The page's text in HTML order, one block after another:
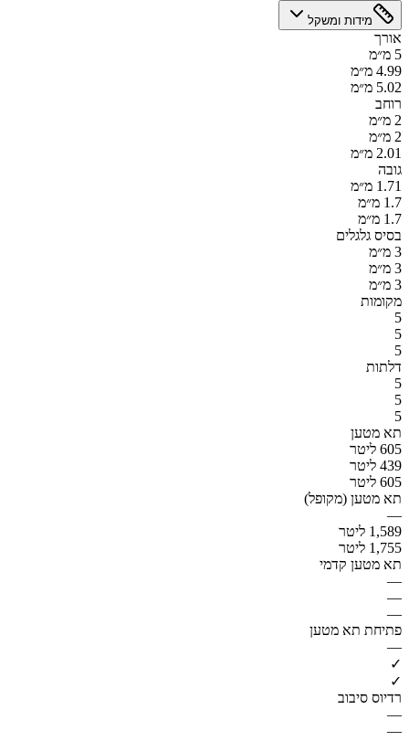
מידות ומשקל
אורך
5 מ״מ
4.99 מ״מ
5.02 מ״מ
רוחב
2 מ״מ
2 מ״מ
2.01 מ״מ
גובה
1.71 מ״מ
1.7 מ״מ
1.7 מ״מ
בסיס גלגלים
3 מ״מ
3 מ״מ
3 מ״מ
מקומות
5
5
5
דלתות
5
5
5
תא מטען
605 ליטר
439 ליטר
605 ליטר
תא מטען (מקופל)
—
1,589 ליטר
1,755 ליטר
תא מטען קדמי
—
—
—
פתיחת תא מטען
—
✓
✓
רדיוס סיבוב
—
—